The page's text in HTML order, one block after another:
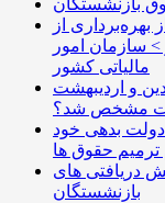
بازنشستگان
بهره‌برداری از
اطلاعات ۱۶۹ و ۱۶۹ مکرر > سازمان امور
مالیاتی کشور
و اردیبهشت
مشخص شد؟
دولت بدهی خود
ترمیم حقوق ها
دریافتی های
بازنشستگان